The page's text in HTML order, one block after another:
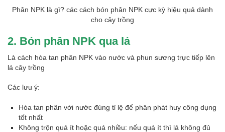
Phân NPK là gì? các cách bón phân NPK cực kỳ hiệu quả dành
cho cây trồng
2. Bón phân NPK qua lá
Là cách hòa tan phân NPK vào nước và phun sương trực tiếp lên
lá cây trồng
Các lưu ý:
Hòa tan phân với nước đúng tỉ lệ để phân phát huy công dụng
tốt nhất
Không trộn quá ít hoặc quá nhiều: nếu quá ít thì lá không đủ